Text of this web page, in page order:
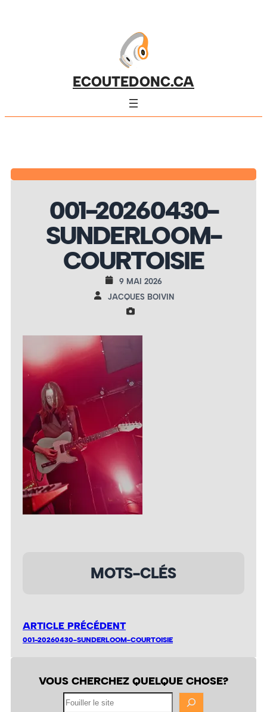
ECOUTEDONC.CA
001-20260430-
SUNDERLOOM-
COURTOISIE
9 MAI 2026
JACQUES BOIVIN
MOTS-CLÉS
ARTICLE PRÉCÉDENT
001-20260430-SUNDERLOOM-COURTOISIE
VOUS CHERCHEZ QUELQUE CHOSE?